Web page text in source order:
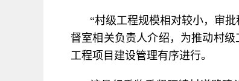
“村级工程规模相对较小，审
督室相关负责人介绍，为推动村
工程项目建设管理有序进行。